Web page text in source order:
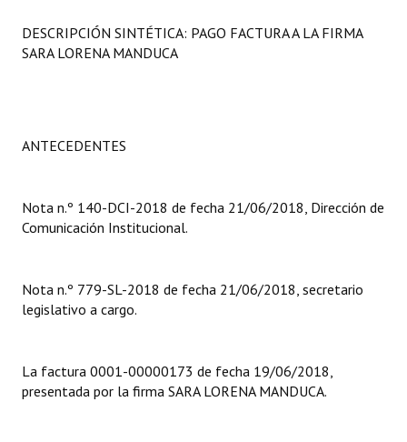
Concejales Mandato Cumplido
Constitución Nacional
Carta Orgánica 2007
Digesto
DOCUMENTOS
DESCRIPCIÓN SINTÉTICA: PAGO FACTURA A LA FIRMA
SARA LORENA MANDUCA
ANTECEDENTES
Nota n.º 140-DCI-2018 de fecha 21/06/2018, Dirección de
Comunicación Institucional.
Nota n.º 779-SL-2018 de fecha 21/06/2018, secretario
legislativo a cargo.
La factura 0001-00000173 de fecha 19/06/2018,
presentada por la firma SARA LORENA MANDUCA.